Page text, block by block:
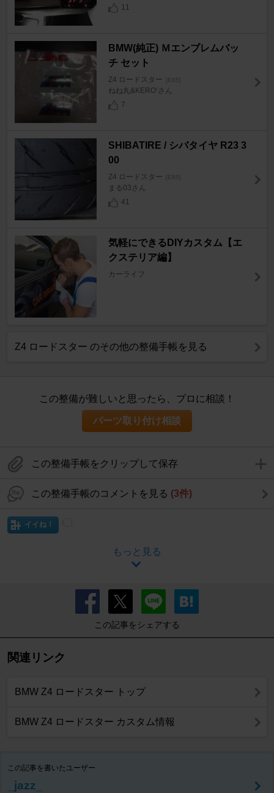
11
BMW(純正) Ｍエンブレムバッ
チ セット
Z4 ロードスター [E85]
ねね丸&KERO’さん
7
SHIBATIRE / シバタイヤ R23 3
00
Z4 ロードスター [E85]
まる03さん
41
気軽にできるDIYカスタム【エ
クステリア編】
カーライフ
Z4 ロードスター のその他の整備手帳を見る
この整備が難しいと思ったら、プロに相談！
パーツ取り付け相談
この整備手帳をクリップして保存
この整備手帳のコメントを見る (3件)
イイね！
もっと見る
この記事をシェアする
関連リンク
BMW Z4 ロードスター トップ
BMW Z4 ロードスター カスタム情報
この記事を書いたユーザー
_jazz_